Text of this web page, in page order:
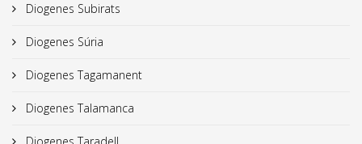
Diogenes Subirats
Diogenes Súria
Diogenes Tagamanent
Diogenes Talamanca